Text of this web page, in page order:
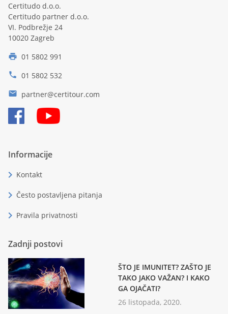
Certitudo d.o.o.
Certitudo partner d.o.o.
VI. Podbrežje 24
10020 Zagreb
print 01 5802 991
phone 01 5802 532
email partner@certitour.com
Informacije
chevron_right Kontakt
chevron_right Često postavljena pitanja
chevron_right Pravila privatnosti
Zadnji postovi
ŠTO JE IMUNITET? ZAŠTO JE
TAKO JAKO VAŽAN? I KAKO
GA OJAČATI?
26 listopada, 2020.